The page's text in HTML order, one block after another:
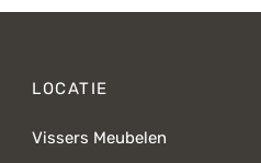
LOCATIE
Vissers Meubelen